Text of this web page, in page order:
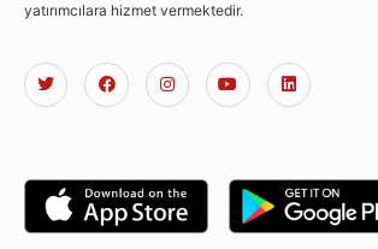
yatırımcılara hizmet vermektedir.